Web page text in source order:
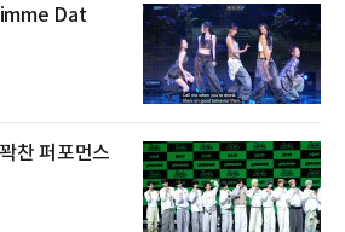
국으로 직송되는
중요한 상품인 만
가능하도록 물류
Dat
찬 퍼포먼스